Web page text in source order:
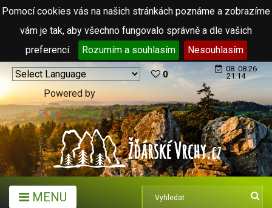
Pomocí cookies vás na našich stránkách poznáme a zobrazíme
vám je tak, aby všechno fungovalo správně a dle vašich
preferencí.
Rozumím a souhlasím Nesouhlasím
Powered by
Translate
0
08. 08.26
21:14
MENU